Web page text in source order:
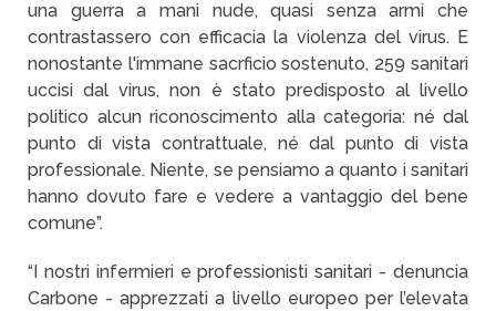
una guerra a mani nude, quasi senza armi che
contrastassero con efficacia la violenza del virus. E
nonostante l'immane sacrficio sostenuto, 259 sanitari
uccisi dal virus, non è stato predisposto al livello
politico alcun riconoscimento alla categoria: né dal
punto di vista contrattuale, né dal punto di vista
professionale. Niente, se pensiamo a quanto i sanitari
hanno dovuto fare e vedere a vantaggio del bene
comune”.
“I nostri infermieri e professionisti sanitari - denuncia
Carbone - apprezzati a livello europeo per l’elevata